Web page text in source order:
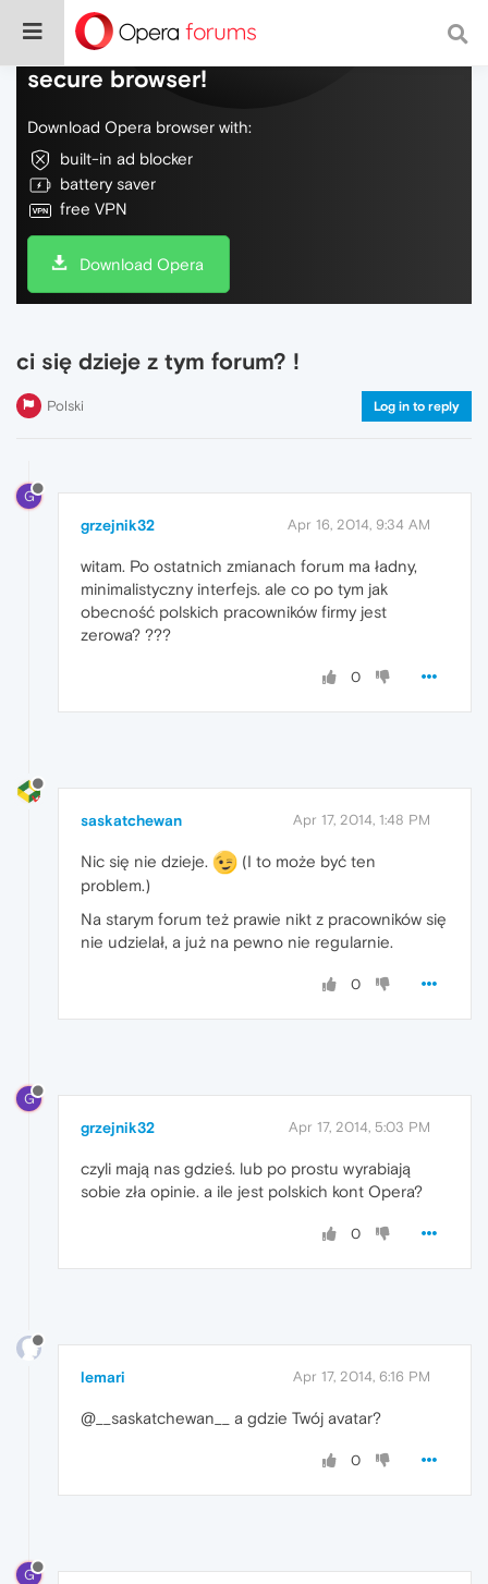
Do more on the web, with a fast and
secure browser!
Download Opera browser with:
built-in ad blocker
battery saver
free VPN
Download Opera
ci się dzieje z tym forum? !
Polski Log in to reply
G
grzejnik32 Apr 16, 2014, 9:34 AM
witam. Po ostatnich zmianach forum ma ładny,
minimalistyczny interfejs. ale co po tym jak
obecność polskich pracowników firmy jest
zerowa? ???
0
saskatchewan Apr 17, 2014, 1:48 PM
Nic się nie dzieje.
(I to może być ten
problem.)
Na starym forum też prawie nikt z pracowników się
nie udzielał, a już na pewno nie regularnie.
0
G
grzejnik32 Apr 17, 2014, 5:03 PM
czyli mają nas gdzieś. lub po prostu wyrabiają
sobie zła opinie. a ile jest polskich kont Opera?
0
lemari Apr 17, 2014, 6:16 PM
@__saskatchewan__ a gdzie Twój avatar?
0
G